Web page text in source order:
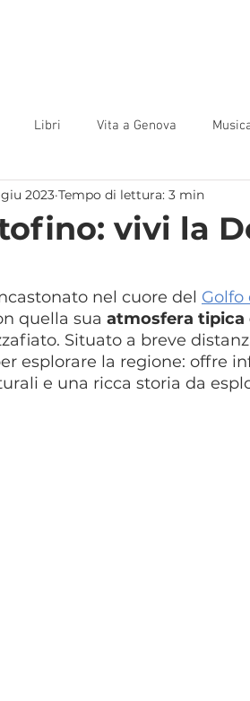
Libri Vita a Genova
vivi la
giu 2023 Tempo di lettura: 3 min
nel cuore del Golfo
quella sua atmosfera tipica
Situato a breve
esplorare la regione: offre
e una ricca storia da